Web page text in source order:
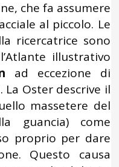
che fa assumere
al piccolo. Le
ricercatrice sono
illustrativo
ad eccezione di
La Oster descrive il
massetere del
guancia) come
proprio per dare
Questo causa